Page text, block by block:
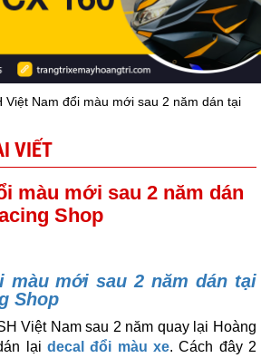
Việt Nam đổi màu mới sau 2 năm dán tại
VIẾT
màu mới sau 2 năm dán
Shop
màu mới sau 2 năm dán tại
Shop
Việt Nam sau 2 năm quay lại Hoàng
lại decal đổi màu xe. Cách đây 2